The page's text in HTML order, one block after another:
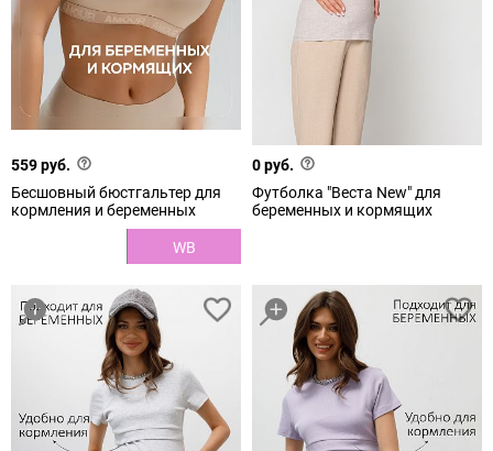
559 руб.
Бесшовный бюстгальтер для
кормления и беременных
WB
0 руб.
Футболка "Веста New" для
беременных и кормящих